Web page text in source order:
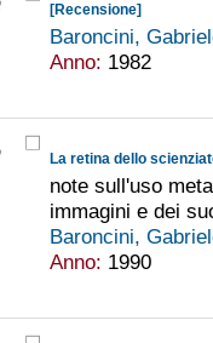
[Recensione]
Baroncini,
Anno: 1982
La retina dello
note sull'uso
immagini e dei
Baroncini,
Anno: 1990